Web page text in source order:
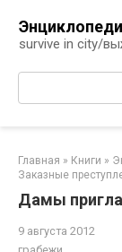
контенту
survive in city/
Поиск:
Главная » Книги »
Заказные
Дамы
9 августа 2012